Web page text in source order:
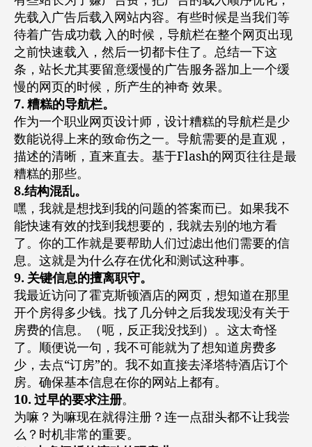
先载入广告后载入网站内容。有些时候是当我们等
待着广告成功载 入的时候，导航栏在整个网页出现
之前快速载入，然后一切都卡住了。总结一下这
条，站长尤其要留意缓慢的广告服务器加上一个缓
慢的网页的时候，所产生的神奇 效果。
7. 糟糕的导航栏。
作为一个职业网页设计师，设计糟糕的导航栏是少
数能说得上来的致命伤之一。导航需要的是直观，
描述的清晰，直来直去。基于Flash的网页往往是最
糟糕的那些。
8.结构混乱。
嘿，我就是想找到我的问题的答案而已。如果我不
能快速有效的找到我想要的，我就去别的地方看
了。你的工作就是要帮助人们过滤出他们需要的信
息。这就是为什么存在优化和测试这种事。
9. 关键信息的擅离职守。
我最近访问了霍克斯顿酒店的网页，想知道在那里
开个房得多少钱。找了几分钟之后我发现没有关于
房费的信息。（呃，反正我没找到）。这太奇怪
了。顺便说一句，我不可能就为了想知道房费多
少，去点“订房”的。我不如直接去泽塔特酒店订个
房。确保基本信息在你的网站上都有。
10. 过早的要求注册。
为嘛？为嘛现在就得注册？连一点甜头都不让我尝
么？时机非常的重要。